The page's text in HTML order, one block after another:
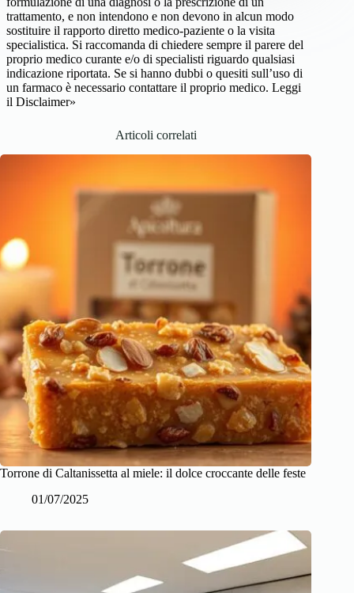
trattamento, e non intendono e non devono in alcun modo
sostituire il rapporto diretto medico-paziente o la visita
specialistica. Si raccomanda di chiedere sempre il parere del
proprio medico curante e/o di specialisti riguardo qualsiasi
indicazione riportata. Se si hanno dubbi o quesiti sull’uso di
un farmaco è necessario contattare il proprio medico. Leggi
il Disclaimer»
Articoli correlati
Torrone di Caltanissetta al miele: il dolce croccante delle feste
01/07/2025